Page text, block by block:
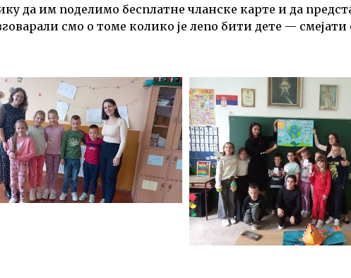
да им поделимо бесплатне чланске карте и да
смо о томе колико је лепо бити дете —